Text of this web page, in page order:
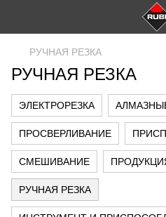
РУЧНАЯ РЕЗКА
РУЧНАЯ РЕЗКА
ЭЛЕКТРОРЕЗКА
ПРОСВЕРЛИВАНИЕ
СМЕШИВАНИЕ
РУЧНАЯ РЕЗКА